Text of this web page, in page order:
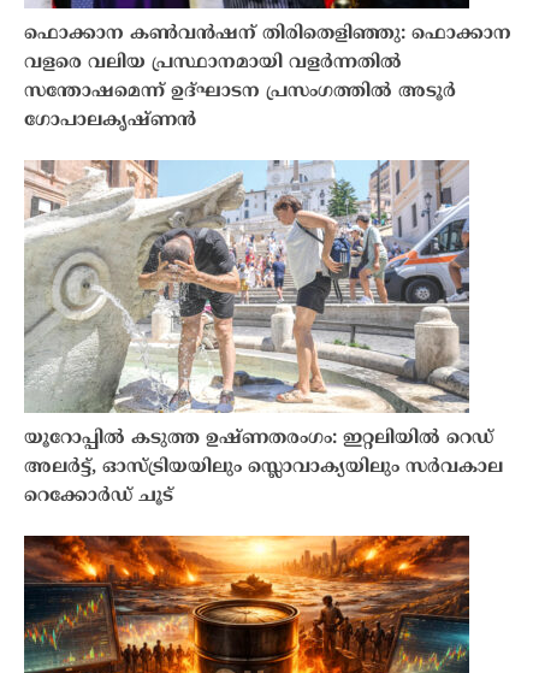
ഫൊക്കാന കൺവൻഷന് തിരിതെളിഞ്ഞു: ഫൊക്കാന
വളരെ വലിയ പ്രസ്ഥാനമായി വളർന്നതിൽ
സന്തോഷമെന്ന് ഉദ്ഘാടന പ്രസംഗത്തിൽ അടൂർ
ഗോപാലകൃഷ്ണൻ
യൂറോപ്പിൽ കടുത്ത ഉഷ്ണതരംഗം: ഇറ്റലിയിൽ റെഡ്
അലർട്ട്, ഓസ്ട്രിയയിലും സ്ലൊവാക്യയിലും സർവകാല
റെക്കോർഡ് ചൂട്